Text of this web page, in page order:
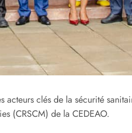
clés de la sécurité
(CRSCM) de la CEDEAO.